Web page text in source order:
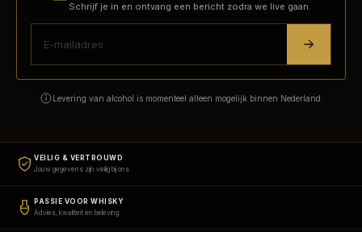
Schrijf je in en ontvang een bericht zodra we live gaan.
Levering van alcohol is momenteel alleen mogelijk binnen Nederland.
VEILIG & VERTROUWD
Jouw gegevens zijn veilig bij ons
PASSIE VOOR WHISKY
Advies, kwaliteit en beleving